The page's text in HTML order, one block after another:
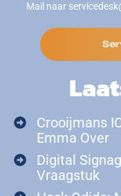
Mail naar
Crooijmans
Emma Over
Digital
Vraagstuk